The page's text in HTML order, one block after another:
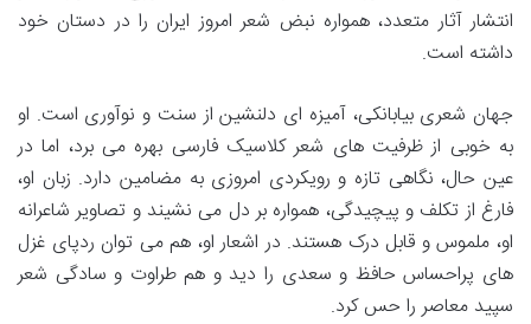
انتشار آثار متعدد، همواره نبض شعر امروز ایران را در دستان خود
داشته است.
جهان شعری بیابانکی، آمیزه ای دلنشین از سنت و نوآوری است. او
به خوبی از ظرفیت های شعر کلاسیک فارسی بهره می برد، اما در
عین حال، نگاهی تازه و رویکردی امروزی به مضامین دارد. زبان او،
فارغ از تکلف و پیچیدگی، همواره بر دل می نشیند و تصاویر شاعرانه
او، ملموس و قابل درک هستند. در اشعار او، هم می توان ردپای غزل
های پراحساس حافظ و سعدی را دید و هم طراوت و سادگی شعر
سپید معاصر را حس کرد.